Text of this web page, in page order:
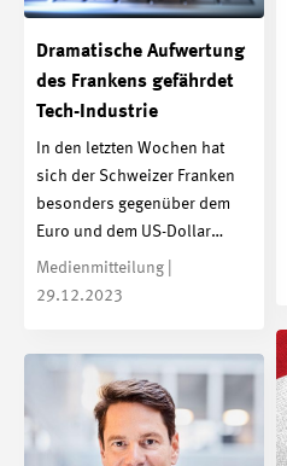
Dramatische Aufwertung
des Frankens gefährdet
Tech-Industrie
In den letzten Wochen hat
sich der Schweizer Franken
besonders gegenüber dem
Euro und dem US-Dollar…
Medienmitteilung |
29.12.2023